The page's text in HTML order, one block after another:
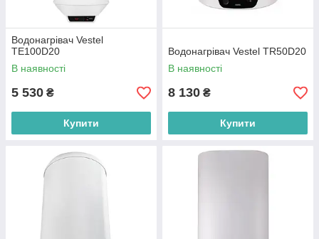
Водонагрівач Vestel
TE100D20
В наявності
5 530 ₴
Купити
Водонагрівач Vestel TR50D20
В наявності
8 130 ₴
Купити